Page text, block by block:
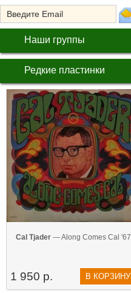
Наши группы
Редкие пластинки
Cal Tjader— Along Comes Cal '67
1 950 р. В КОРЗИНУ